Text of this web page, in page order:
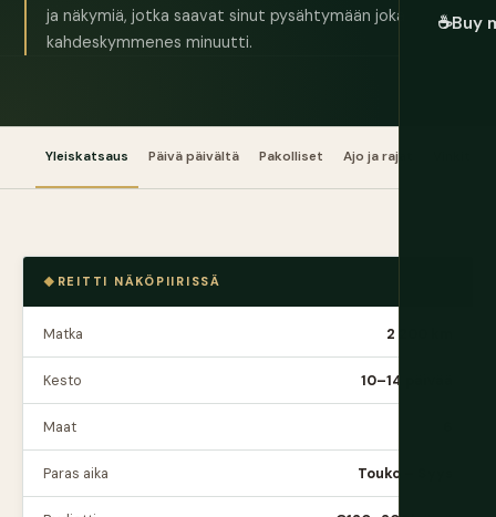
☕Buy
ja näkymiä, jotka saavat sinut pysähtymään joka
kahdeskymmenes minuutti.
Yleiskatsaus Päivä päivältä Pakolliset Ajo ja rajat
REITTI NÄKÖPIIRISSÄ
Matka 2 200 km
Kesto 10–14 päivää
Maat
Paras aika Touko – Syys